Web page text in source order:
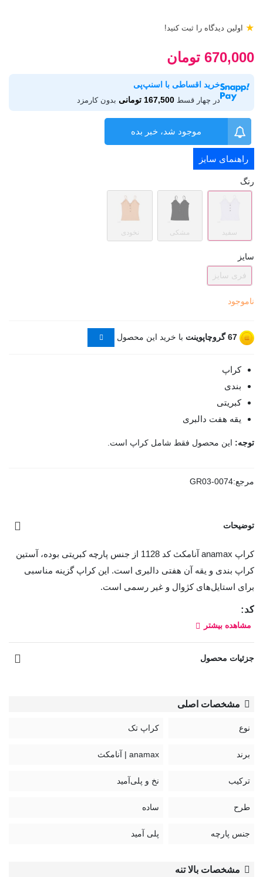
اولین دیدگاه را ثبت کنید! ★
670,000 تومان
خرید اقساطی با اسنپ‌پی
در چهار قسط 167,500 تومانی بدون کارمزد
موجود شد، خبر بده
راهنمای سایز
رنگ
سفید مشکی نخودی
سایز
فری سایز
ناموجود
67گروچاپوینت با خرید این محصول
کراپ
بندی
کبریتی
یقه هفت دالبری
توجه: این محصول فقط شامل کراپ است.
مرجع:GR03-0074
توضیحات
کراپ anamax آنامکث کد 1128 از جنس پارچه کبریتی بوده، آستین
کراپ بندی و یقه آن هفتی دالبری است. این کراپ گزینه مناسبی
برای استایل‌های کژوال و غیر رسمی است.
کد:
1128
راهنمای نگهداری محصولات anamax:
مشاهده بیشتر
جزئیات محصول
مشخصات اصلی
نوع کراپ تک
برند anamax | آنامکث
ترکیب نخ و پلی‌آمید
طرح ساده
جنس پارچه پلی آمید
مشخصات بالا تنه